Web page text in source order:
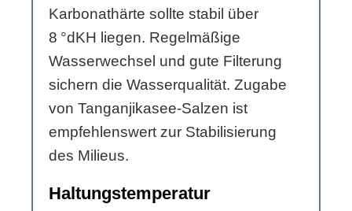
Karbonathärte sollte stabil über
8 °dKH liegen. Regelmäßige
Wasserwechsel und gute Filterung
sichern die Wasserqualität. Zugabe
von Tanganjikasee-Salzen ist
empfehlenswert zur Stabilisierung
des Milieus.
Haltungstemperatur